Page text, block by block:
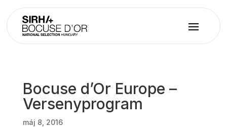
Bocuse d’Or Europe –
Versenyprogram
máj 8, 2016